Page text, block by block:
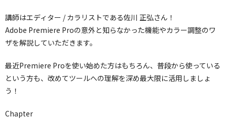
講師はエディター / カラリストである佐川 正弘さん！
Adobe Premiere Proの意外と知らなかった機能やカラー調整のワ
ザを解説していただきます。
最近Premiere Proを使い始めた方はもちろん、普段から使っている
という方も、改めてツールへの理解を深め最大限に活用しましょ
う！
Chapter